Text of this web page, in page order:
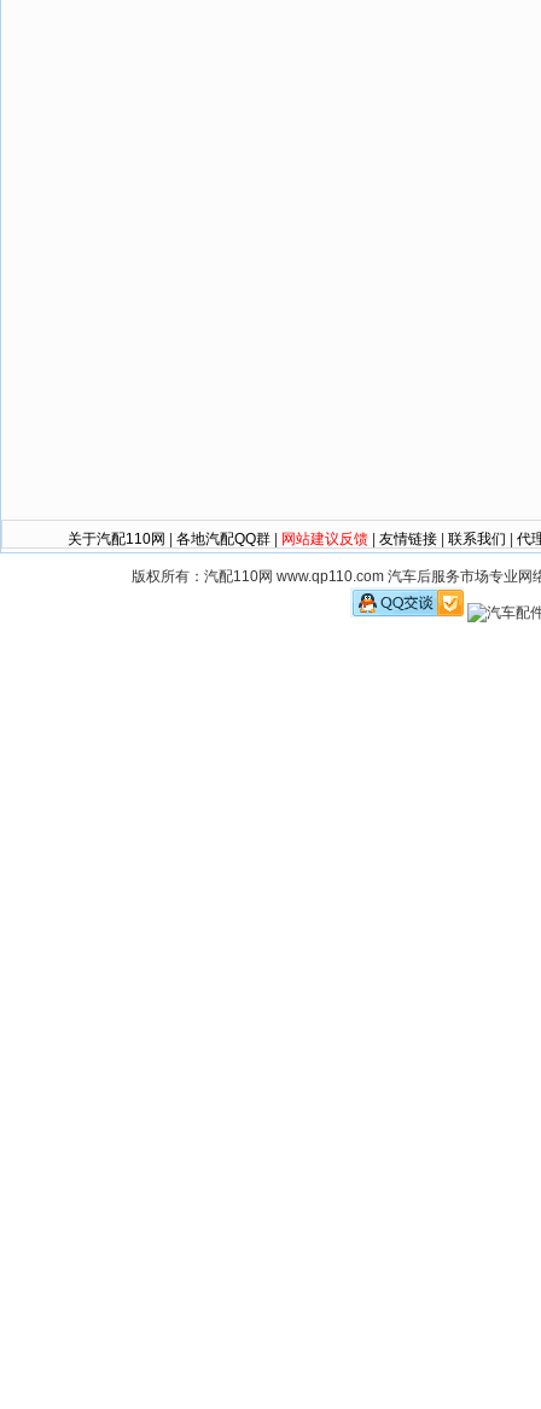
关于汽配110网 各地汽配QQ群 网站建议反馈 友情链接 联系我们 代
版权所有：汽配110网 www.qp110.com 汽车后服务市场专业